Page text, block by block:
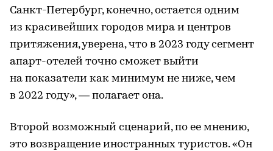
Санкт-Петербург, конечно, остается одним
из красивейших городов мира и центров
притяжения, уверена, что в 2023 году сегмент
апарт-отелей точно сможет выйти
на показатели как минимум не ниже, чем
в 2022 году», — полагает она.
Второй возможный сценарий, по ее мнению,
это возвращение иностранных туристов. «Он